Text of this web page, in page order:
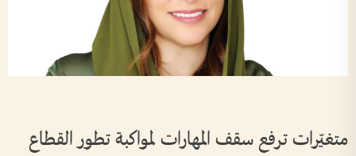
متغيّرات ترفع سقف المهارات لمواكبة تطور القطاع